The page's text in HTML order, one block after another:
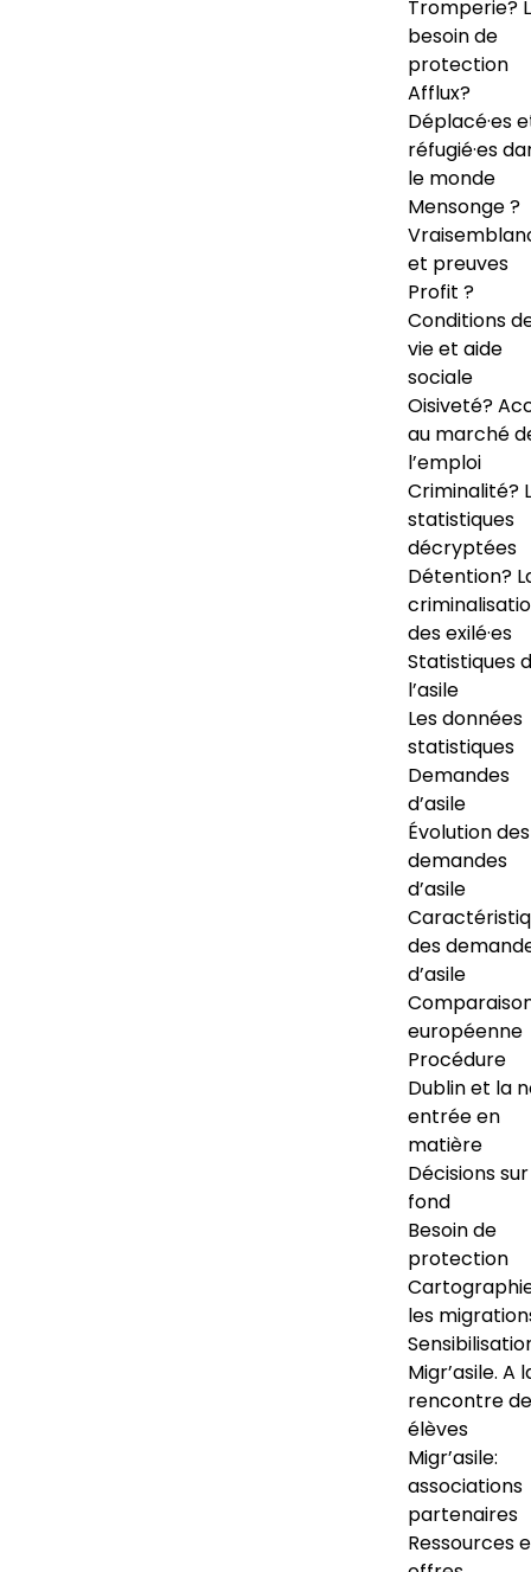
Tromperie?
besoin de
protection
Afflux?
Déplacé·es
réfugié·es
le monde
Mensonge ?
et preuves
Profit ?
Conditions
vie et aide
sociale
Oisiveté?
au marché
l’emploi
Criminalité?
statistiques
décryptées
Détention?
des exilé·es
Statistiques
l’asile
Les données
statistiques
Demandes
d’asile
Évolution des
demandes
d’asile
des
d’asile
européenne
Procédure
Dublin et la
entrée en
matière
Décisions
fond
Besoin de
protection
les
Migr’asile. A
rencontre
élèves
Migr’asile:
associations
partenaires
Ressources